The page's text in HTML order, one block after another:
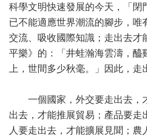
科學文明快速發展的今天，「閉
已不能適應世界潮流的腳步，唯
交流、吸收國際知識；走出去才
平樂》的：「井蛙瀚海雲濤，醯
上，世間多少秋毫。」因此，走
一個國家，外交要走出去，
出去，才能推展貿易；產品要走
人要走出去，才能擴展見聞；農